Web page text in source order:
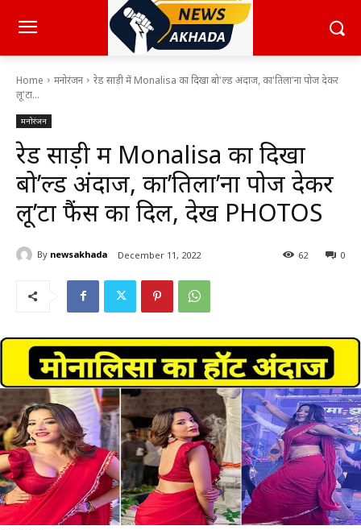
Home मनोरंजन
रेड साड़ी में Monalisa का दिखा बो'ल्ड अंदाज, का'तिला'ना पोज देकर
लू'टा...
मनोरंजन
रेड साड़ी में Monalisa का दिखा
बो’ल्ड अंदाज, का’तिला’ना पोज देकर
लू’टा फैंस का दिल, देखें PHOTOS
By newsakhada December 11, 2022 0
62